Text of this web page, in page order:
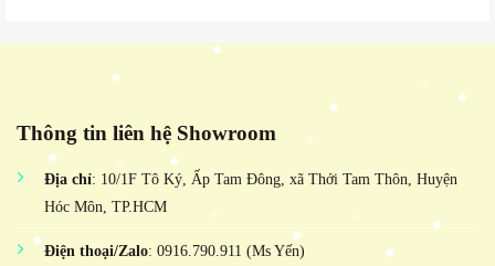
Thông tin liên hệ Showroom
Địa chỉ: 10/1F Tô Ký, Ấp Tam Đông, xã Thới Tam Thôn, Huyện
Hóc Môn, TP.HCM
Điện thoại/Zalo: 0916.790.911 (Ms Yến)